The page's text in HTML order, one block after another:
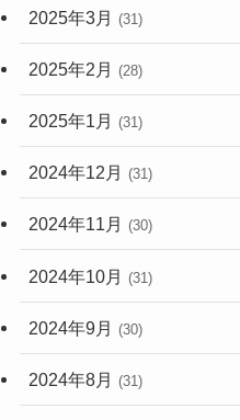
2025年3月 (31)
2025年2月 (28)
2025年1月 (31)
2024年12月 (31)
2024年11月 (30)
2024年10月 (31)
2024年9月 (30)
2024年8月 (31)